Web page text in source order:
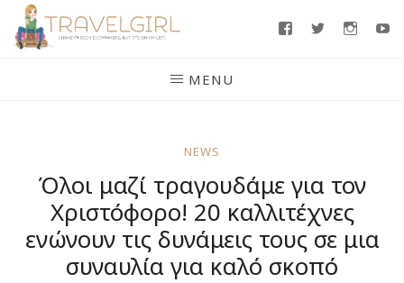
Skip
FacebookTwitter
MENU
NEWS
Όλοι μαζί τραγουδάμε για τον
Χριστόφορο! 20 καλλιτέχνες
ενώνουν τις δυνάμεις τους σε μια
συναυλία για καλό σκοπό